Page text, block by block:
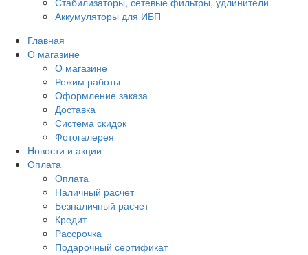
Аккумуляторы для ИБП
Главная
О магазине
О магазине
Режим работы
Оформление заказа
Доставка
Система скидок
Фотогалерея
Новости и акции
Оплата
Оплата
Наличный расчет
Безналичный расчет
Кредит
Рассрочка
Подарочный сертификат